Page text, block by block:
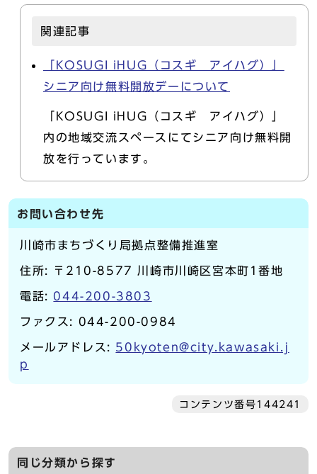
関連記事
「KOSUGI iHUG（コスギ アイハグ）」
シニア向け無料開放デーについて
「KOSUGI iHUG（コスギ アイハグ）」
内の地域交流スペースにてシニア向け無料開
放を行っています。
お問い合わせ先
川崎市まちづくり局拠点整備推進室
住所: 〒210-8577 川崎市川崎区宮本町1番地
電話: 044-200-3803
ファクス: 044-200-0984
メールアドレス: 50kyoten@city.kawasaki.j
p
コンテンツ番号144241
同じ分類から探す